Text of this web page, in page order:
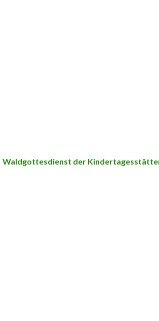
Waldgottesdienst der